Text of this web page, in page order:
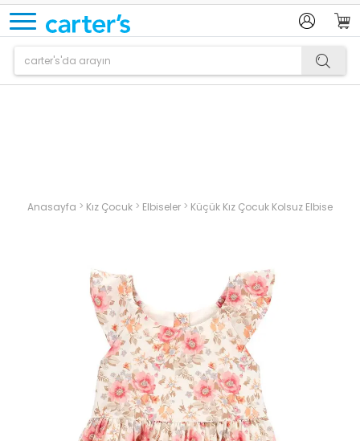
Anasayfa > Kız Çocuk > Elbiseler > Küçük Kız Çocuk Kolsuz Elbise
Ürün sepetinize eklenmiştir.